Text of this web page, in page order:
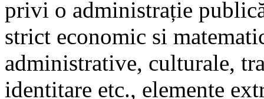
privi o administrație
strict economic si
administrative, culturale,
identitare etc., elemente